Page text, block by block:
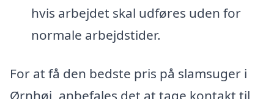
hvis arbejdet skal udføres uden for
normale arbejdstider.
For at få den bedste pris på slamsuger i
Ørnhøj, anbefales det at tage kontakt til